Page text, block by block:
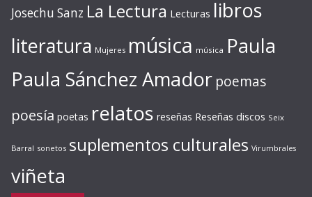
Josechu Sanz La Lectura Lecturas libros
literatura Mujeres música música Paula
Paula Sánchez Amador poemas
poesía poetas relatos reseñas Reseñas discos Seix
Barral sonetos suplementos culturales Virumbrales
viñeta